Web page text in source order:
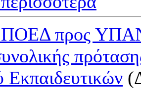
ΠΟΕΔ προς
Εκπαιδευτικών